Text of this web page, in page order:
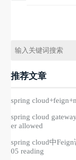
推荐文章
spring
spring cloud
er allowed
spring cloud中
05 reading